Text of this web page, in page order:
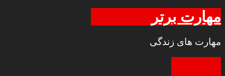
مهارت برتر
مهارت های زندگی